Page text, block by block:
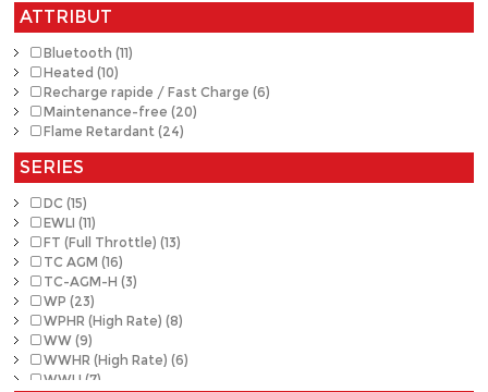
31T (4)
31 (12)
34 (1)
34R (1)
34/78 (1)
35 (2)
35/85 (1)
48 (2)
49 (2)
4D (3)
51 (2)
51P (1)
51R (1)
65 (2)
6T (1)
8D (8)
902 (2)
903 / L16 (5)
921 (3)
ATTRIBUT
Bluetooth (11)
Heated (10)
Recharge rapide / Fast Charge (6)
Maintenance-free (20)
Flame Retardant (24)
SERIES
DC (15)
EWLI (11)
FT (Full Throttle) (13)
TC AGM (16)
TC-AGM-H (3)
WP (23)
WPHR (High Rate) (8)
WW (9)
WWHR (High Rate) (6)
WWLI (7)